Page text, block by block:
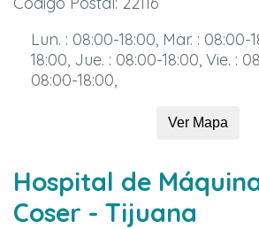
Lun. : 08:00-18:00, Mar. : 08:00-
18:00, Jue. : 08:00-18:00, Vie. :
08:00-18:00,
Ver Mapa
Hospital de
Coser - Tijuana